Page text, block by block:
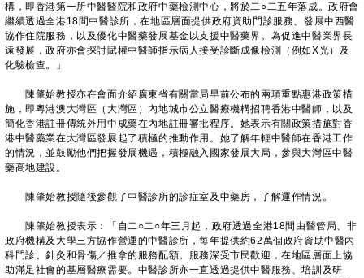
構，即香港第一所中醫醫院和政府中藥檢測中心，將於二○二五年落成。政府會
繼續透過全港18間中醫診所，在地區層面提供政府資助門診服務、發展中西醫
協作住院服務，以及優化中醫藥發展基金以支援中醫藥界。為促進中醫業界長
遠發展，政府亦會探討賦權中醫師指示病人接受診斷成像檢測（例如X光）及
化驗檢查。」
陳肇始教授亦在會面介紹廣東省有關當局早前公布的兩項重點惠港政策措
施，即粵港澳大灣區（大灣區）內地城市公立醫療機構招聘香港中醫師，以及
簡化香港註冊傳統外用中成藥在內地註冊審批程序。她表示有關政策措施對香
港中醫藥業在大灣區發展起了積極的推動作用。她了解年輕中醫師在香港工作
的情況，並鼓勵他們把握發展機遇，積極融入國家發展大局，參與大灣區中醫
藥高地建設。
陳肇始教授隨後參觀了中醫診所的診症室及中藥房，了解運作情況。
陳肇始教授表示：「自二○二○年三月起，政府透過全港18間由醫管局、非
政府機構及大學三方協作營運的中醫診所，每年提供約62萬個政府資助中醫內
科門診、針灸和骨傷／推拿的服務配額。服務深受市民歡迎，在地區層面上協
助滿足社會的基層醫療需要。中醫診所亦一直透過提供中醫服務、培訓及研